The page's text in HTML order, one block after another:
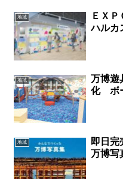
地域
ＥＸ
ハルカ
地域
万博遊
化 ボ
地域
即日
万博写